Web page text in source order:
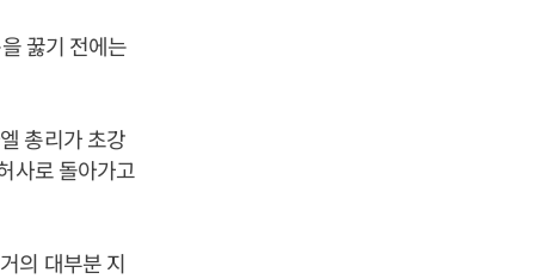
꿇기 전에는
총리가 초강
사로 돌아가고
의 대부분 지